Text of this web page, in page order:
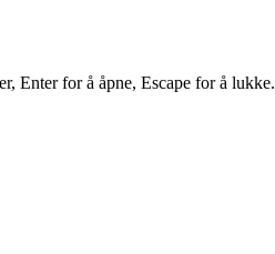
Enter for å åpne, Escape for å lukke.